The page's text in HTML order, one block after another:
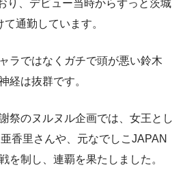
り、デビュー当時からずっと茨城
通勤しています。
ラではなくガチで頭が悪い鈴木
経は抜群です。
祭のヌルヌル企画では、女王とし
香里さんや、元なでしこJAPAN
を制し、連覇を果たしました。